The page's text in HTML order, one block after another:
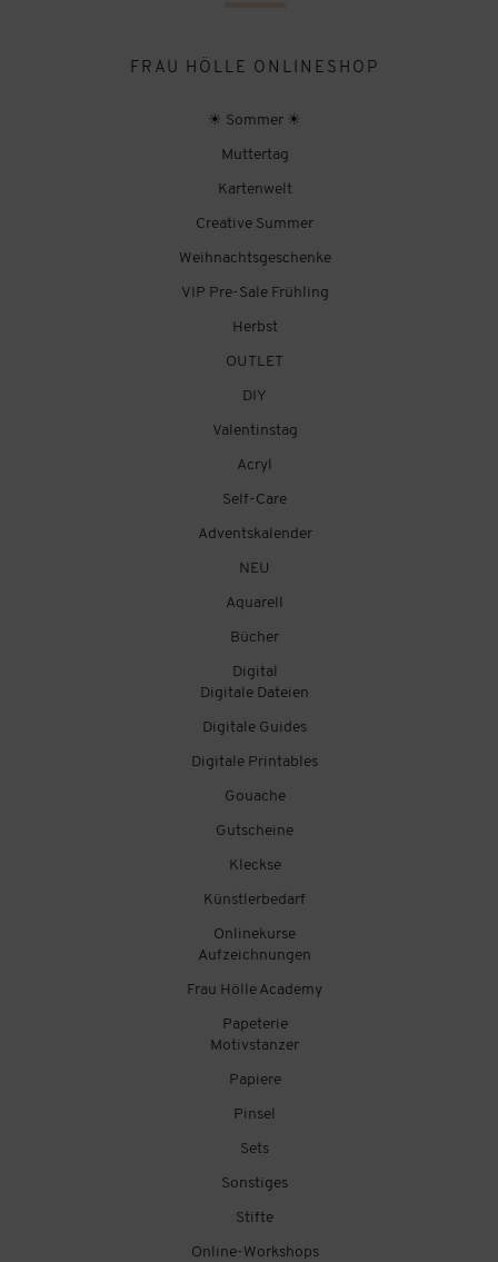
FRAU HÖLLE ONLINESHOP
☀ Sommer ☀
Muttertag
Kartenwelt
Creative Summer
Weihnachtsgeschenke
VIP Pre-Sale Frühling
Herbst
OUTLET
DIY
Valentinstag
Acryl
Self-Care
Adventskalender
NEU
Aquarell
Bücher
Digital
Digitale Dateien
Digitale Guides
Digitale Printables
Gouache
Gutscheine
Kleckse
Künstlerbedarf
Onlinekurse
Aufzeichnungen
Frau Hölle Academy
Papeterie
Motivstanzer
Papiere
Pinsel
Sets
Sonstiges
Stifte
Online-Workshops